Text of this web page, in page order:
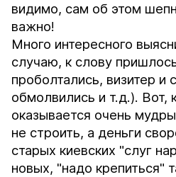
видимо, сам об этом
важно!
Много интересного
случаю, к слову
проболтались, визитер и
обмолвились и т.д.). Вот,
оказывается очень
не строить, а деньги
старых киевских "слуг
новых, "надо крепиться"